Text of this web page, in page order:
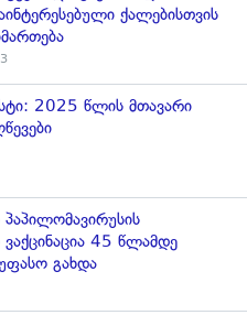
ქალებისთვის
2025 წლის მთავარი
ვაქცინაცია 45 წლამდე
გახდა